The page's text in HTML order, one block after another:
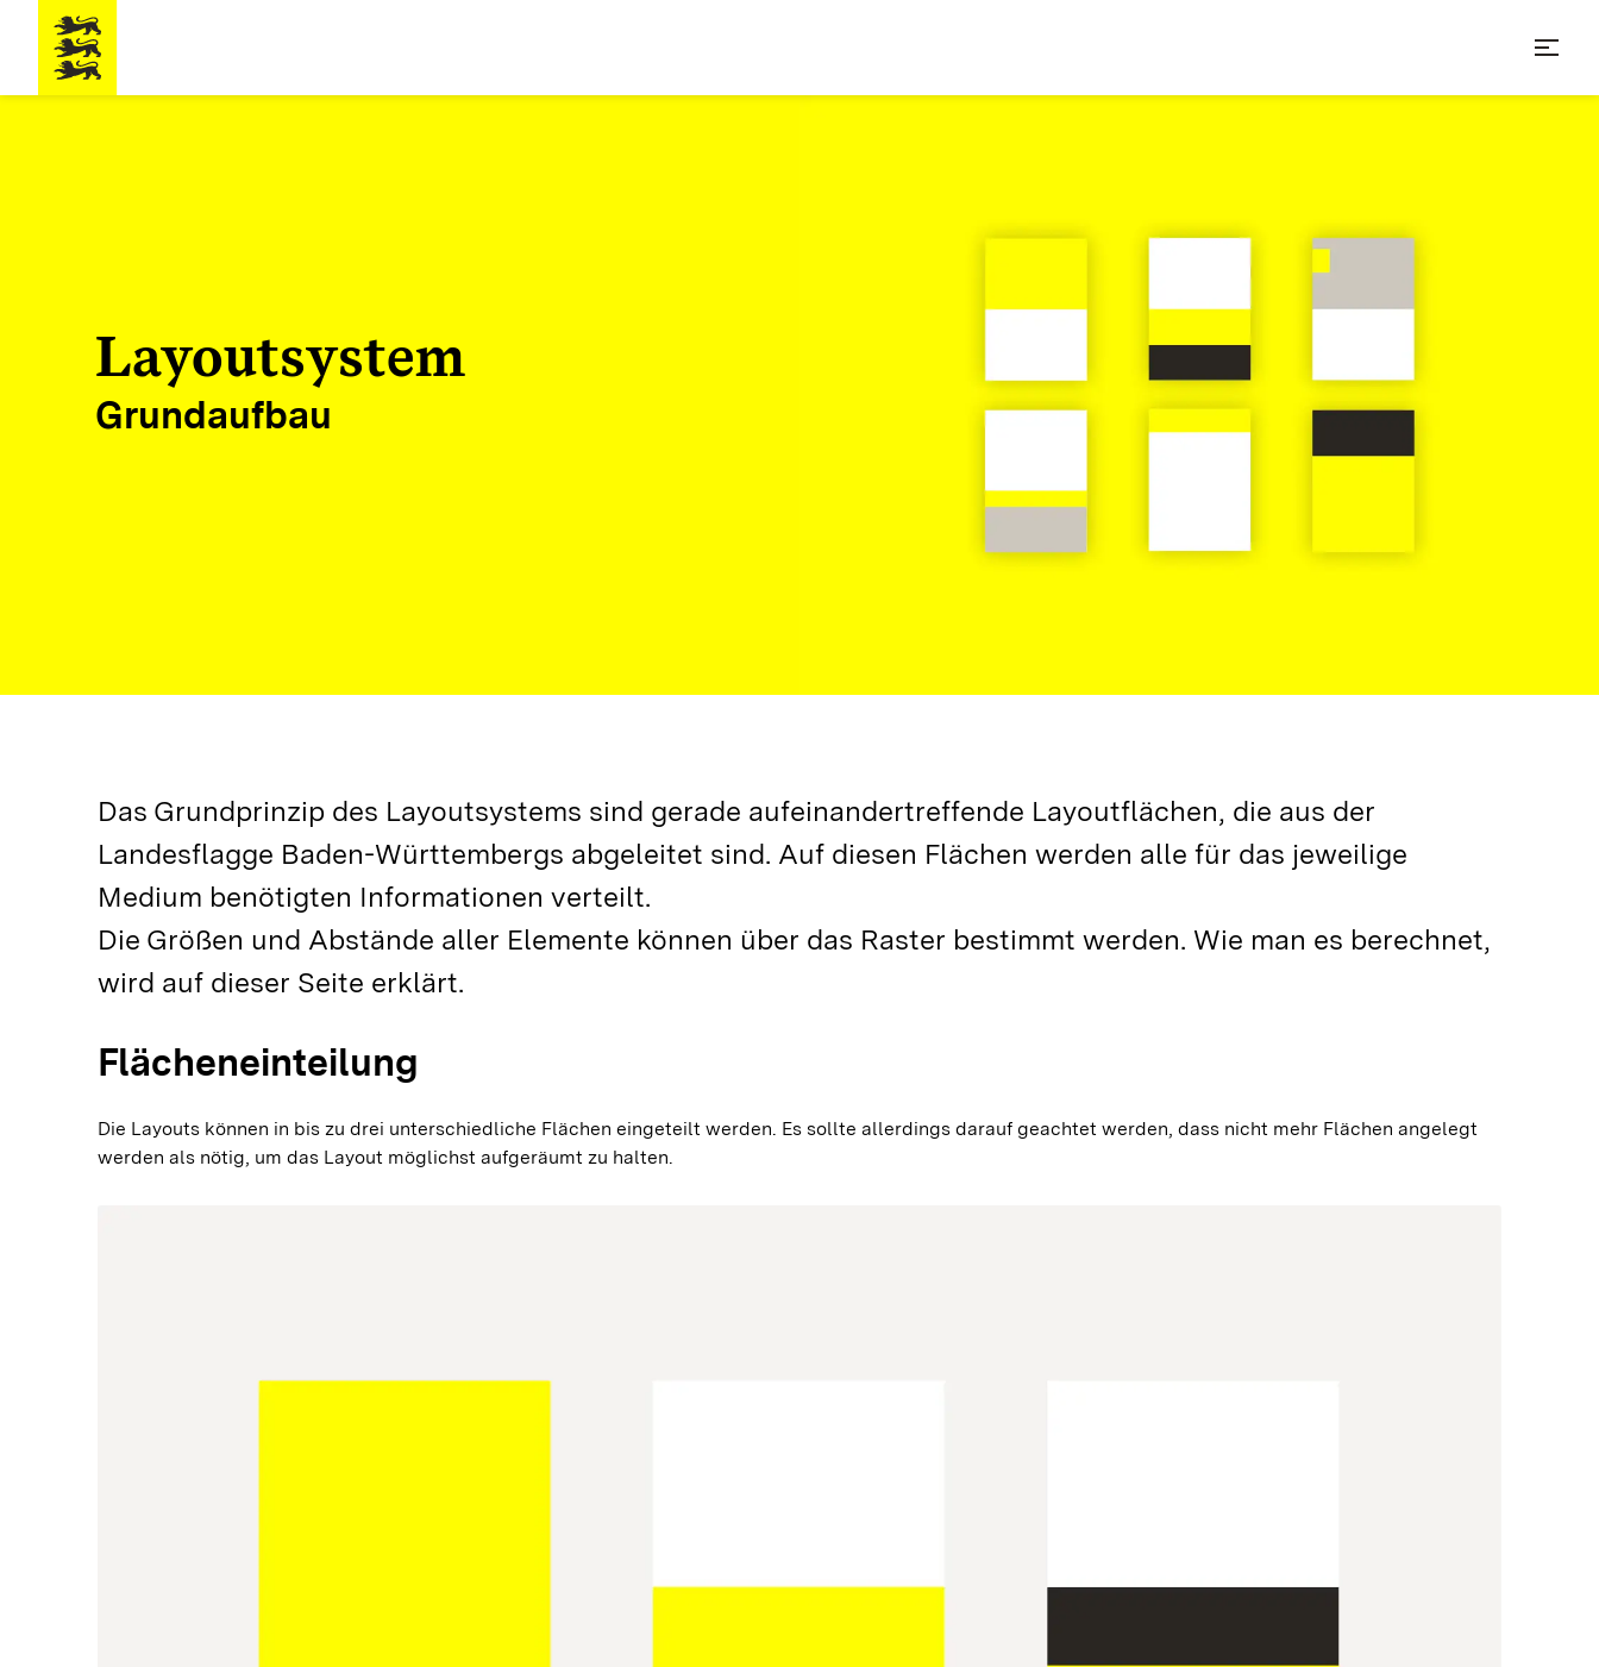
Layoutsystem
Grundaufbau
Das Grundprinzip des Layoutsystems sind gerade aufeinandertreffende Layoutflächen, die aus der
Landesflagge Baden-Württembergs abgeleitet sind. Auf diesen Flächen werden alle für das jeweilige
Medium benötigten Informationen verteilt.
Die Größen und Abstände aller Elemente können über das Raster bestimmt werden. Wie man es berechnet,
wird auf dieser Seite erklärt.
Flächeneinteilung
Die Layouts können in bis zu drei unterschiedliche Flächen eingeteilt werden. Es sollte allerdings darauf geachtet werden, dass nicht mehr Flächen angelegt
werden als nötig, um das Layout möglichst aufgeräumt zu halten.